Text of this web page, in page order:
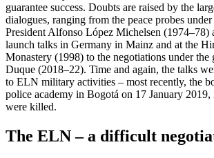
guarantee success. Doubts are raised by the
dialogues, ranging from the peace probes
President Alfonso López Michelsen (1974–78)
launch talks in Germany in Mainz and at the
Monastery (1998) to the negotiations under the
Duque (2018–22). Time and again, the talks
to ELN military activities – most recently, the
police academy in Bogotá on 17 January
were killed.
The ELN – a difficult